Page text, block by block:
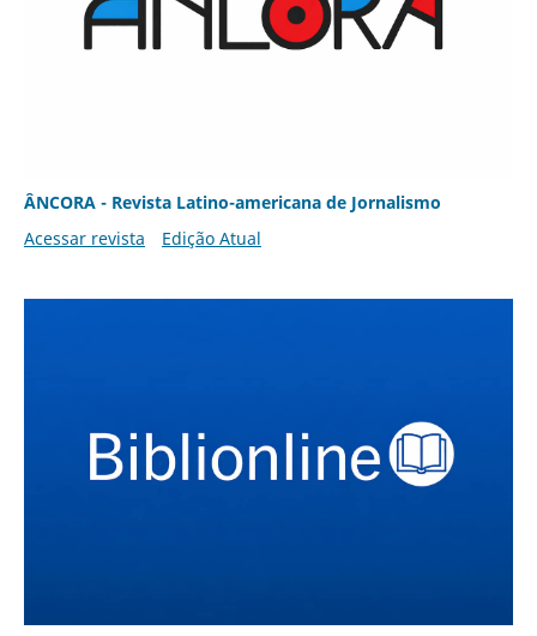
ÂNCORA - Revista Latino-americana de Jornalismo
Acessar revista
Edição Atual